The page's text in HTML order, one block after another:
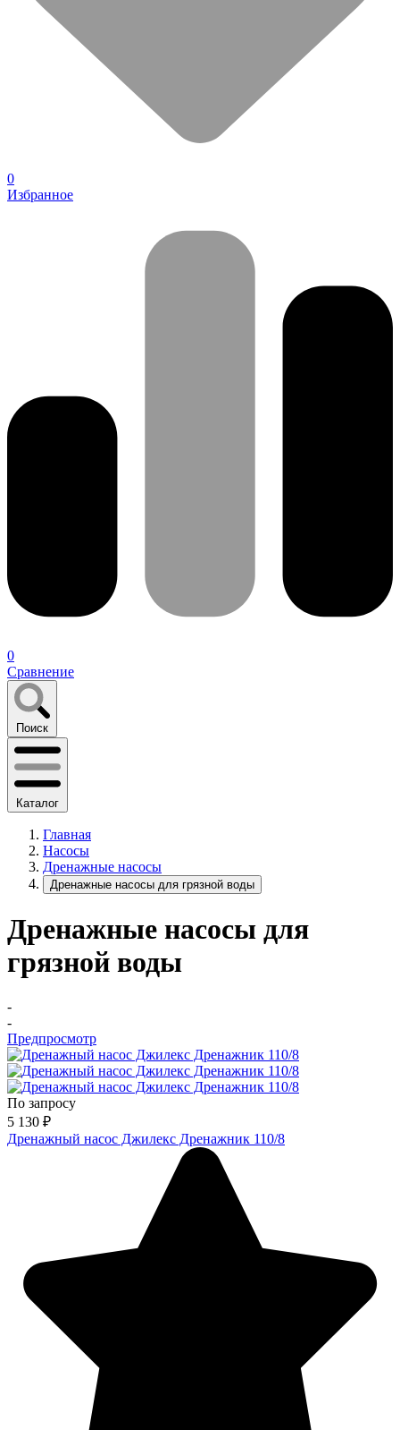
0
Избранное
0
Сравнение
Поиск
Каталог
Главная
Насосы
Дренажные насосы
Дренажные насосы для грязной воды
Дренажные насосы для
грязной воды
-
-
Предпросмотр
По запросу
5 130 ₽
Дренажный насос Джилекс Дренажник 110/8